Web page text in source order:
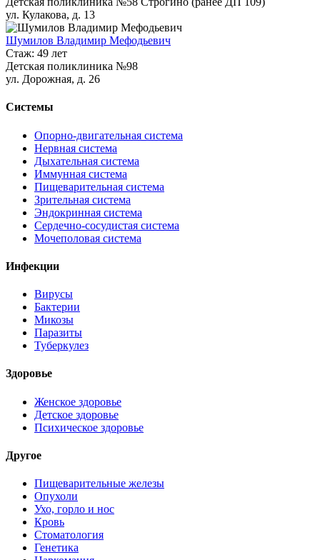
ул. Кулакова, д. 13
Шумилов Владимир Мефодьевич
Стаж: 49 лет
Детская поликлиника №98
ул. Дорожная, д. 26
Системы
Опорно-двигательная система
Нервная система
Дыхательная система
Иммунная система
Пищеварительная система
Зрительная система
Эндокринная система
Сердечно-сосудистая система
Мочеполовая система
Инфекции
Вирусы
Бактерии
Микозы
Паразиты
Туберкулез
Здоровье
Женское здоровье
Детское здоровье
Психическое здоровье
Другое
Пищеварительные железы
Опухоли
Ухо, горло и нос
Кровь
Стоматология
Генетика